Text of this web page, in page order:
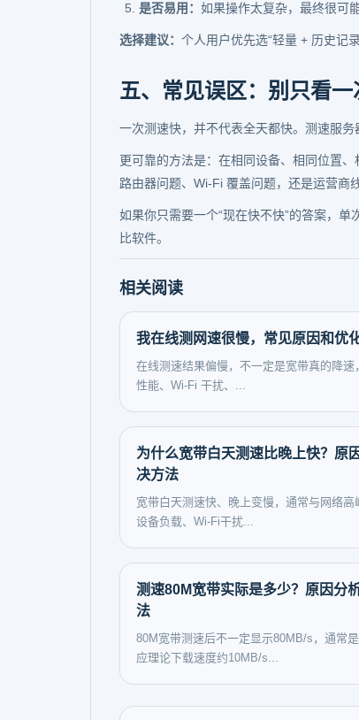
是否易用： 如果操作太复杂，最终很可
选择建议： 个人用户优先选“轻量 + 历史记
五、常见误区：别只看
一次测速快，并不代表全天都快。测速服
更可靠的方法是：在相同设备、相同位置
路由器问题、Wi-Fi 覆盖问题，还是运营商
如果你只需要一个“现在快不快”的答案，
比软件。
相关阅读
我在线测网速很慢，常见原因和优
在线测速结果偏慢，不一定是宽带真的降速
性能、Wi-Fi 干扰、...
为什么宽带白天测速比晚上快？原
决方法
宽带白天测速快、晚上变慢，通常与网络高
设备负载、Wi-Fi干扰...
测速80M宽带实际是多少？原因分
法
80M宽带测速后不一定显示80MB/s，通常
应理论下载速度约10MB/s...